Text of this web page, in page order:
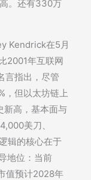
。还有330万
Kendrick在5月
2001年互联网
言指出，尽管
，但以太坊链上
新高，基本面与
美刀、
辑的核心在于
地位：当前
值预计2028年